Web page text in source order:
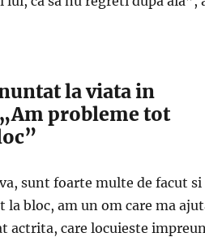
la viata in
probleme tot
sunt foarte multe de facut si
la bloc, am un om care ma
actrita, care locuieste